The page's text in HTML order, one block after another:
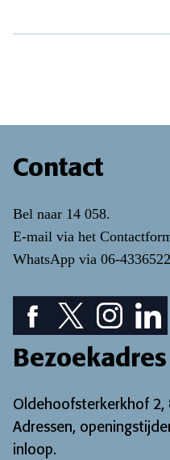
Contact
Bel naar 14 058.
E-mail via het
WhatsApp via 06-
Facebook pictogram:
TwitterInstagram
Oldehoofsterkerkhof 2,
Adressen,
inloop.